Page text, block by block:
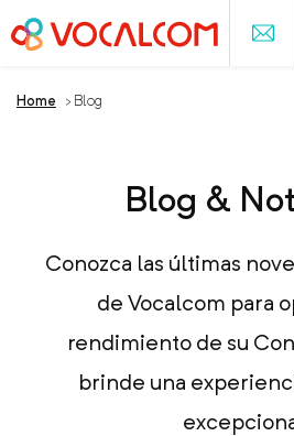
Home > Blog
Blog &
Conozca las últimas
de Vocalcom para
rendimiento de su
brinde una